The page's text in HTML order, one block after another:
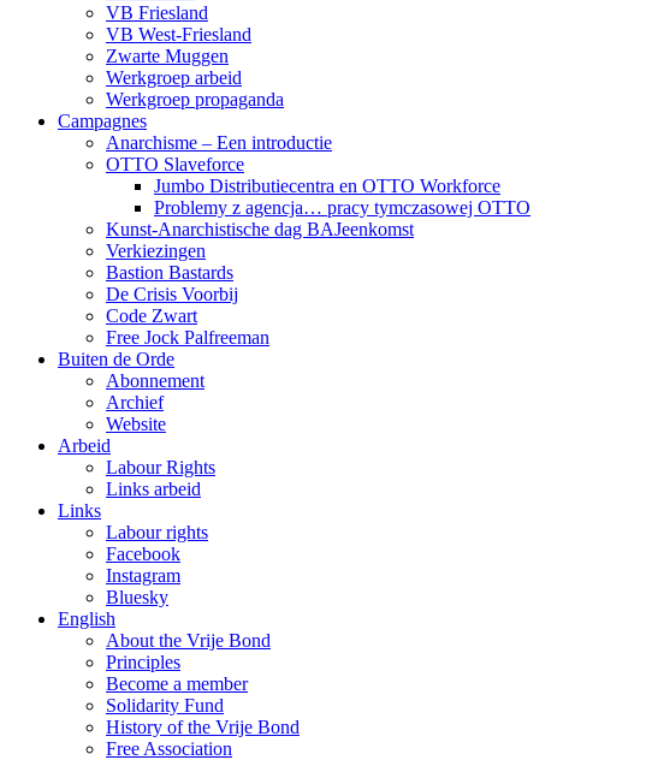
VB Friesland
VB West-Friesland
Zwarte Muggen
Werkgroep arbeid
Werkgroep propaganda
Campagnes
Anarchisme – Een introductie
OTTO Slaveforce
Jumbo Distributiecentra en OTTO Workforce
Problemy z agencja… pracy tymczasowej OTTO
Kunst-Anarchistische dag BAJeenkomst
Verkiezingen
Bastion Bastards
De Crisis Voorbij
Code Zwart
Free Jock Palfreeman
Buiten de Orde
Abonnement
Archief
Website
Arbeid
Labour Rights
Links arbeid
Links
Labour rights
Facebook
Instagram
Bluesky
English
About the Vrije Bond
Principles
Become a member
Solidarity Fund
History of the Vrije Bond
Free Association